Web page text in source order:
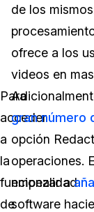
La
Sobre
de los
ofrece a los
videos en
Para
acceder
a
la
funcionalidad
de
gran número
opción
operaciones.
empezar a
software